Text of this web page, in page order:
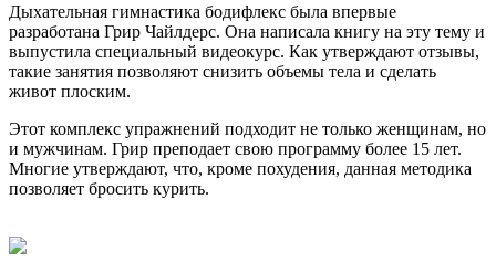
Дыхательная гимнастика бодифлекс была впервые
разработана Грир Чайлдерс. Она написала книгу на эту тему и
выпустила специальный видеокурс. Как утверждают отзывы,
такие занятия позволяют снизить объемы тела и сделать
живот плоским.
Этот комплекс упражнений подходит не только женщинам, но
и мужчинам. Грир преподает свою программу более 15 лет.
Многие утверждают, что, кроме похудения, данная методика
позволяет бросить курить.